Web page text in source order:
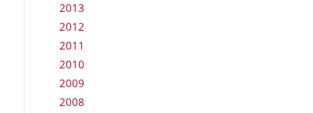
2013
2012
2011
2010
2009
2008